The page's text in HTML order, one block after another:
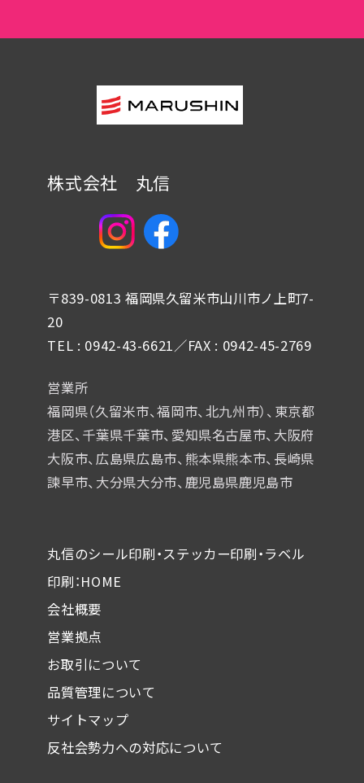
株式会社 丸信
〒839-0813 福岡県久留米市山川市ノ上町7-
20
TEL : 0942-43-6621／FAX : 0942-45-2769
営業所
福岡県（久留米市、福岡市、北九州市）、東京都
港区、千葉県千葉市、 愛知県名古屋市、大阪府
大阪市、広島県広島市、熊本県熊本市、 長崎県
諫早市、大分県大分市、鹿児島県鹿児島市
丸信のシール印刷・ステッカー印刷・ラベル
印刷：HOME
会社概要
営業拠点
お取引について
品質管理について
サイトマップ
反社会勢力への対応について